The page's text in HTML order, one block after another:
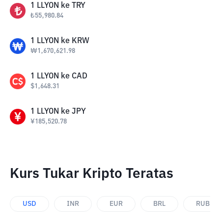
1 LLYON ke TRY
₺55,980.84
1 LLYON ke KRW
₩1,670,621.98
1 LLYON ke CAD
$1,648.31
1 LLYON ke JPY
¥185,520.78
Kurs Tukar Kripto Teratas
USD INR EUR BRL RUB